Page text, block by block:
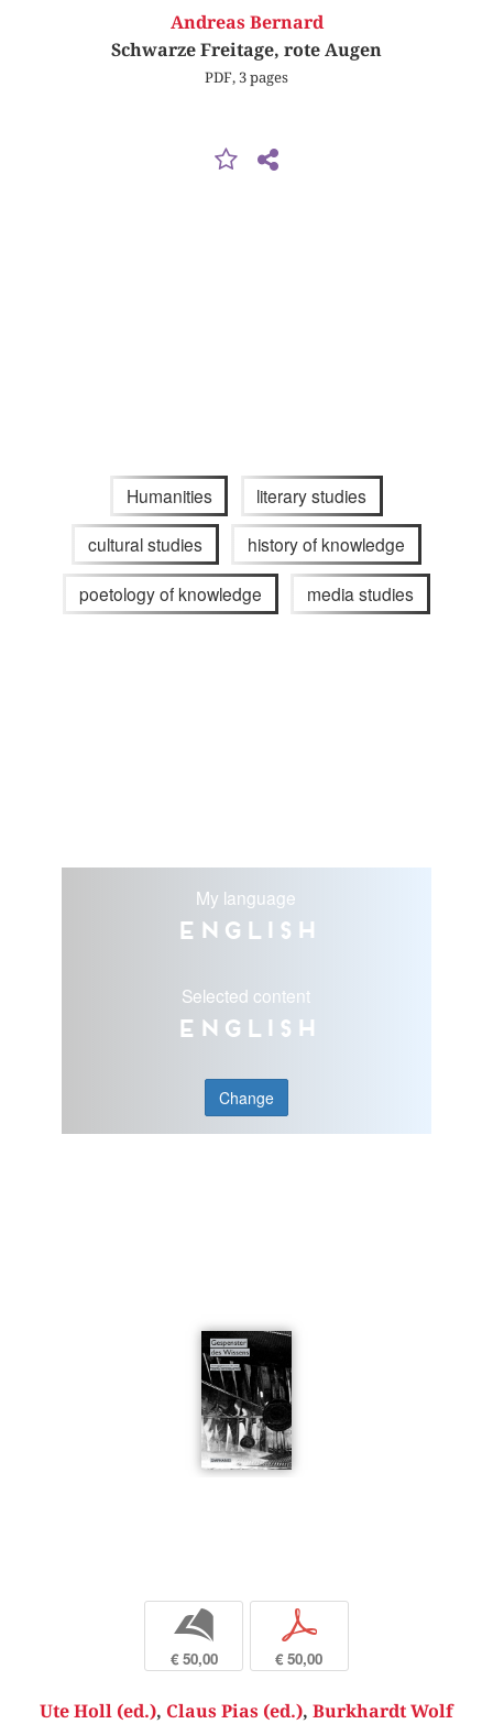
Andreas Bernard
Schwarze Freitage, rote Augen
PDF, 3 pages
Humanities literary studies
cultural studies history of knowledge
poetology of knowledge media studies
My language
English
Selected content
English
Change
b
€ 50,00
p
€ 50,00
Ute Holl (ed.), Claus Pias (ed.), Burkhardt Wolf